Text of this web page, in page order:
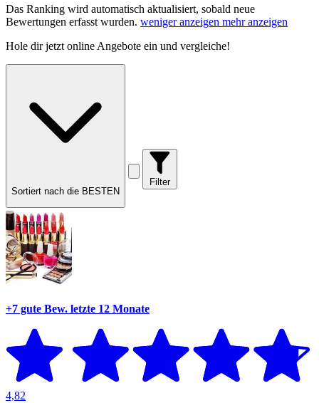
Das Ranking wird automatisch aktualisiert, sobald neue
Bewertungen erfasst wurden. weniger anzeigen mehr anzeigen
Hole dirjetzt online Angebote ein und vergleiche!
Sortiert nach die BESTEN
Filter
+7 gute Bew. letzte 12 Monate
4,82